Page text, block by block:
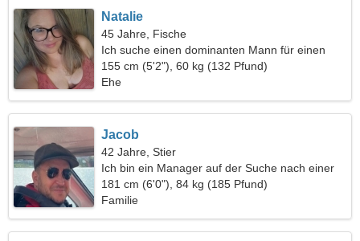
Natalie
45 Jahre, Fische
Ich suche einen dominanten Mann für einen
gemeinsamen Ausflug
155 cm (5'2"), 60 kg (132 Pfund)
Ehe
Jacob
42 Jahre, Stier
Ich bin ein Manager auf der Suche nach einer
verspielten Frau
181 cm (6'0"), 84 kg (185 Pfund)
Familie